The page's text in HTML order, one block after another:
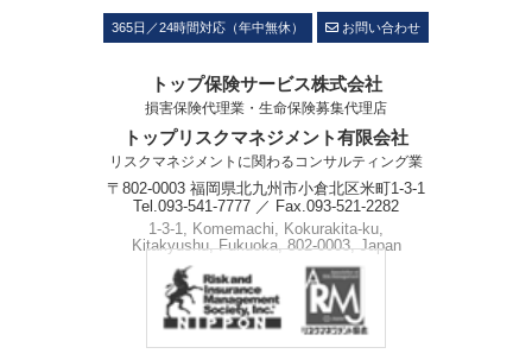
365日／24時間対応（年中無休） お問い合わせ
トップ保険サービス株式会社
損害保険代理業・生命保険募集代理店
トップリスクマネジメント有限会社
リスクマネジメントに関わるコンサルティング業
〒802-0003 福岡県北九州市小倉北区米町1-3-1
Tel.093-541-7777 ／ Fax.093-521-2282
1-3-1, Komemachi, Kokurakita-ku,
Kitakyushu, Fukuoka, 802-0003, Japan
Phone.+81-93-541-7777